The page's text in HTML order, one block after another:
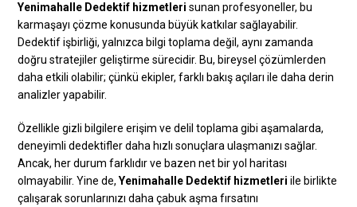
Yenimahalle Dedektif hizmetleri sunan profesyoneller, bu
karmaşayı çözme konusunda büyük katkılar sağlayabilir.
Dedektif işbirliği, yalnızca bilgi toplama değil, aynı zamanda
doğru stratejiler geliştirme sürecidir. Bu, bireysel çözümlerden
daha etkili olabilir; çünkü ekipler, farklı bakış açıları ile daha derin
analizler yapabilir.
Özellikle gizli bilgilere erişim ve delil toplama gibi aşamalarda,
deneyimli dedektifler daha hızlı sonuçlara ulaşmanızı sağlar.
Ancak, her durum farklıdır ve bazen net bir yol haritası
olmayabilir. Yine de,Yenimahalle Dedektif hizmetleri ile birlikte
çalışarak sorunlarınızı daha çabuk aşma fırsatını